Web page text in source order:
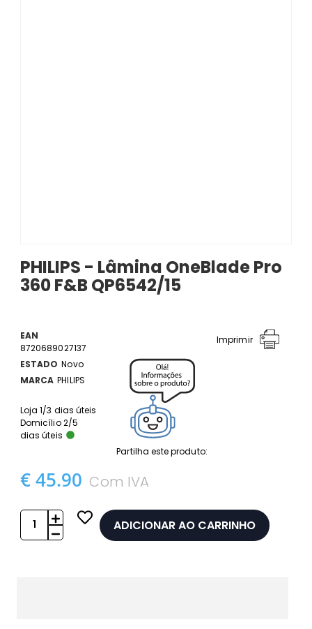
PHILIPS - Lâmina OneBlade Pro
360 F&B QP6542/15
EAN
8720689027137
ESTADO Novo
MARCA PHILIPS
Loja 1/3 dias úteis
Domicílio 2/5
dias úteis
Imprimir
Partilha este produto:
€ 45.90 Com IVA
ADICIONAR AO CARRINHO